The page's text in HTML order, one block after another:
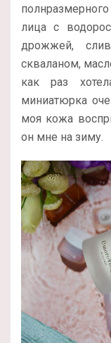
лица с
дрожжей,
скваланом,
как раз
миниатюрка
моя кожа
он мне на зиму.